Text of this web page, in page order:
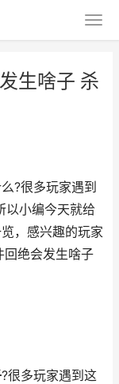
生啥子 杀
?很多玩家遇到
以小编今天就给
，感兴趣的玩家
回绝会发生啥子
?很多玩家遇到这